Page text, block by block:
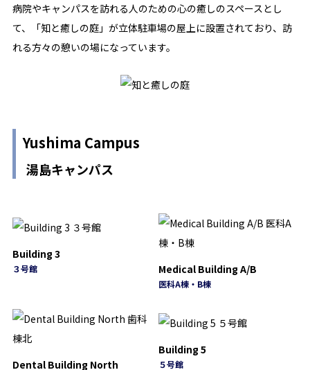
病院やキャンパスを訪れる人のための心の癒しのスペースとし
て、「知と癒しの庭」が立体駐車場の屋上に設置されており、訪
れる方々の憩いの場になっています。
Yushima Campus
湯島キャンパス
Building 3
３号館 Medical Building A/B
医科A棟・B棟
Dental Building North
Building 5
５号館